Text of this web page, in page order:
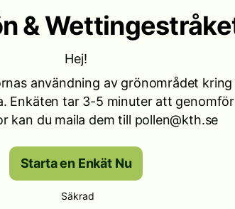
&
Hej!
användning av grönområdet
Enkäten tar 3-5 minuter att
kan du maila dem till pollen@kth.se
Starta en Enkät Nu
Säkrad